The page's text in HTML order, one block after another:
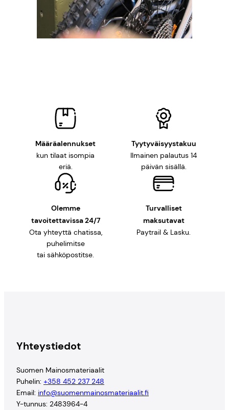
Määräalennukset
kun tilaat isompia
eriä.
Tyytyväisyystakuu
Ilmainen palautus 14
päivän sisällä.
Olemme
tavoitettavissa 24/7
Ota yhteyttä chatissa,
puhelimitse
tai sähköpostitse.
Turvalliset
maksutavat
Paytrail & Lasku.
Yhteystiedot
Suomen Mainosmateriaalit
Puhelin: +358 452 237 248
Email: info@suomenmainosmateriaalit.fi
Y-tunnus: 2483964-4